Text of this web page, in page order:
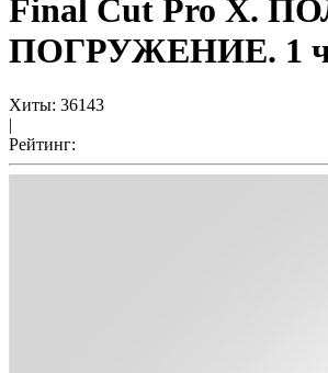
Final Cut Pro X.
ПОГРУЖЕНИЕ. 1
Хиты: 36143
|
Рейтинг: